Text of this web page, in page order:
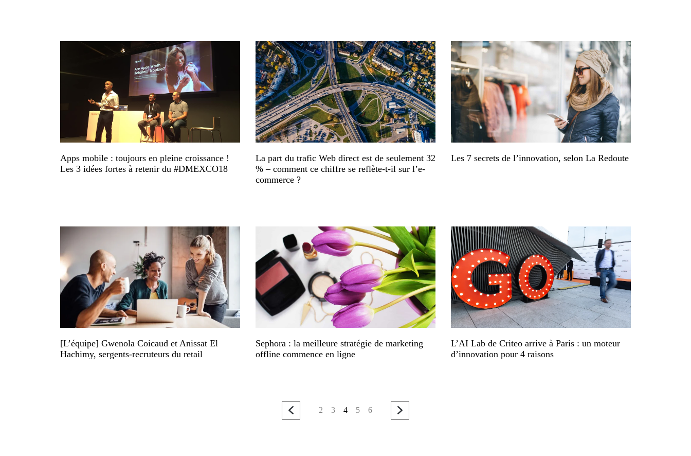
Apps mobile : toujours en pleine croissance !
Les 3 idées fortes à retenir du #DMEXCO18
La part du trafic Web direct est de seulement 32
% – comment ce chiffre se reflète-t-il sur l’e-
commerce ?
Les 7 secrets de l’innovation, selon La Redoute
[L’équipe] Gwenola Coicaud et Anissat El
Hachimy, sergents-recruteurs du retail
Sephora : la meilleure stratégie de marketing
offline commence en ligne
L’AI Lab de Criteo arrive à Paris : un moteur
d’innovation pour 4 raisons
2 3 4 5 6